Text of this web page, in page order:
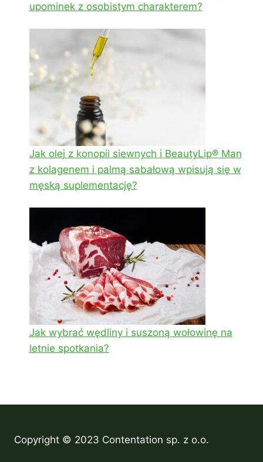
upominek z osobistym charakterem?
Jak olej z konopii siewnych i BeautyLip® Man
z kolagenem i palmą sabałową wpisują się w
męską suplementację?
Jak wybrać wędliny i suszoną wołowinę na
letnie spotkania?
Copyright © 2023 Contentation sp. z o.o.